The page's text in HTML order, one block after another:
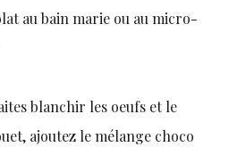
au bain marie ou au micro-
blanchir les oeufs et le
ajoutez le mélange choco